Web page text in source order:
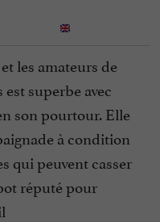
les amateurs de
superbe avec
son pourtour. Elle
à condition
qui peuvent casser
réputé pour